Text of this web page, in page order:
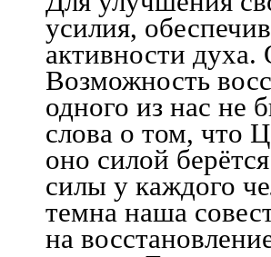
усилия,
активности
Возможность
одного из нас не
слова о том, что
оно силой
силы у каждого
темна наша
на